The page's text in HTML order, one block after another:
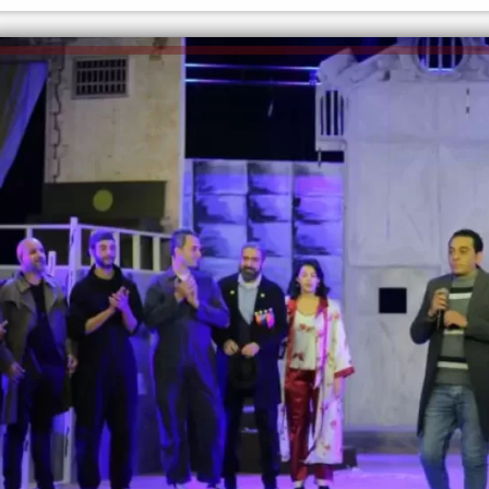
إلهام شرشر تكتب: دي مبقتش كورة..
دي سياسة
الكاتبة إلهام شرشر تهنئ الرئيس
السيسي بعيد ميلاده وتُشيد بجهوده
في بناء الدولة